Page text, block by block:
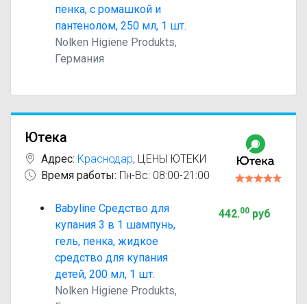
пенка, с ромашкой и
пантенолом, 250 мл, 1 шт.
Nolken Higiene Produkts,
Германия
Ютека
Адрес: Краснодар, ЦЕНЫ ЮТЕКИ
Время работы: Пн-Вс: 08:00-21:00
Babyline Средство для
купания 3 в 1 шампунь,
гель, пенка, жидкое
средство для купания
детей, 200 мл, 1 шт.
Nolken Higiene Produkts,
442.00руб